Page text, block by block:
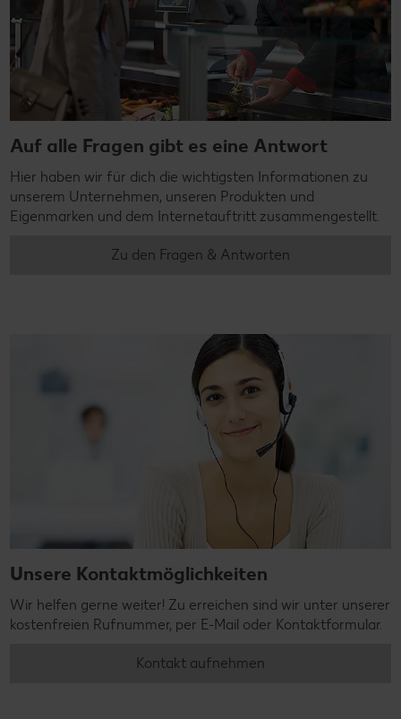
Auf alle Fragen gibt es eine Antwort
Hier haben wir für dich die wichtigsten Informationen zu
unserem Unternehmen, unseren Produkten und
Eigenmarken und dem Internetauftritt zusammengestellt.
Zu den Fragen & Antworten
Unsere Kontaktmöglichkeiten
Wir helfen gerne weiter! Zu erreichen sind wir unter unserer
kostenfreien Rufnummer, per E-Mail oder Kontaktformular.
Kontakt aufnehmen